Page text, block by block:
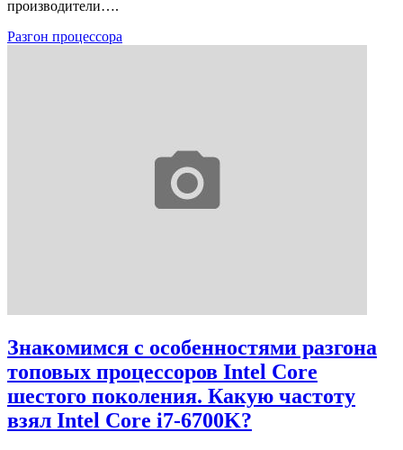
производители….
Разгон процессора
Знакомимся с особенностями разгона
топовых процессоров Intel Core
шестого поколения. Какую частоту
взял Intel Core i7-6700K?